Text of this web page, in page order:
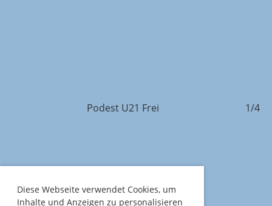
Diese Webseite verwendet Cookies, um
Inhalte und Anzeigen zu personalisieren
Podest U21 Frei 1/4